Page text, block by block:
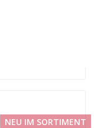
NEU IM SORTIMENT